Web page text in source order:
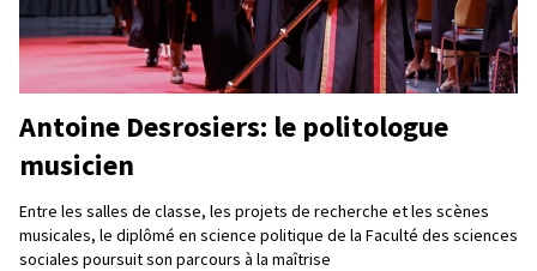
Antoine Desrosiers: le politologue
musicien
Entre les salles de classe, les projets de recherche et les scènes
musicales, le diplômé en science politique de la Faculté des sciences
sociales poursuit son parcours à la maîtrise